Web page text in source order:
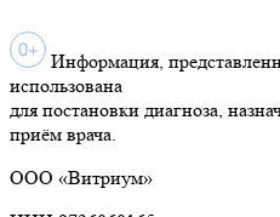
Информация,
использована
для постановки диагноза,
приём врача.
ООО «Витриум»